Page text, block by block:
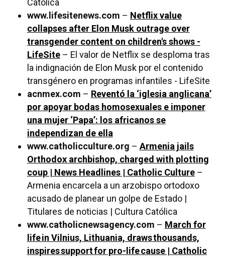
Católica
www.lifesitenews.com – Netflix value
collapses after Elon Musk outrage over
transgender content on children's shows -
LifeSite– El valor de Netflix se desploma tras
la indignación de Elon Musk por el contenido
transgénero en programas infantiles - LifeSite
acnmex.com – Reventó la ‘iglesia anglicana’
por apoyar bodas homosexuales e imponer
una mujer ‘Papa’: los africanos se
independizan de ella
www.catholicculture.org –Armenia jails
Orthodox archbishop, charged with plotting
coup | News Headlines | Catholic Culture–
Armenia encarcela a un arzobispo ortodoxo
acusado de planear un golpe de Estado |
Titulares de noticias | Cultura Católica
www.catholicnewsagency.com – March for
life in Vilnius, Lithuania, draws thousands,
inspires support for pro-life cause | Catholic